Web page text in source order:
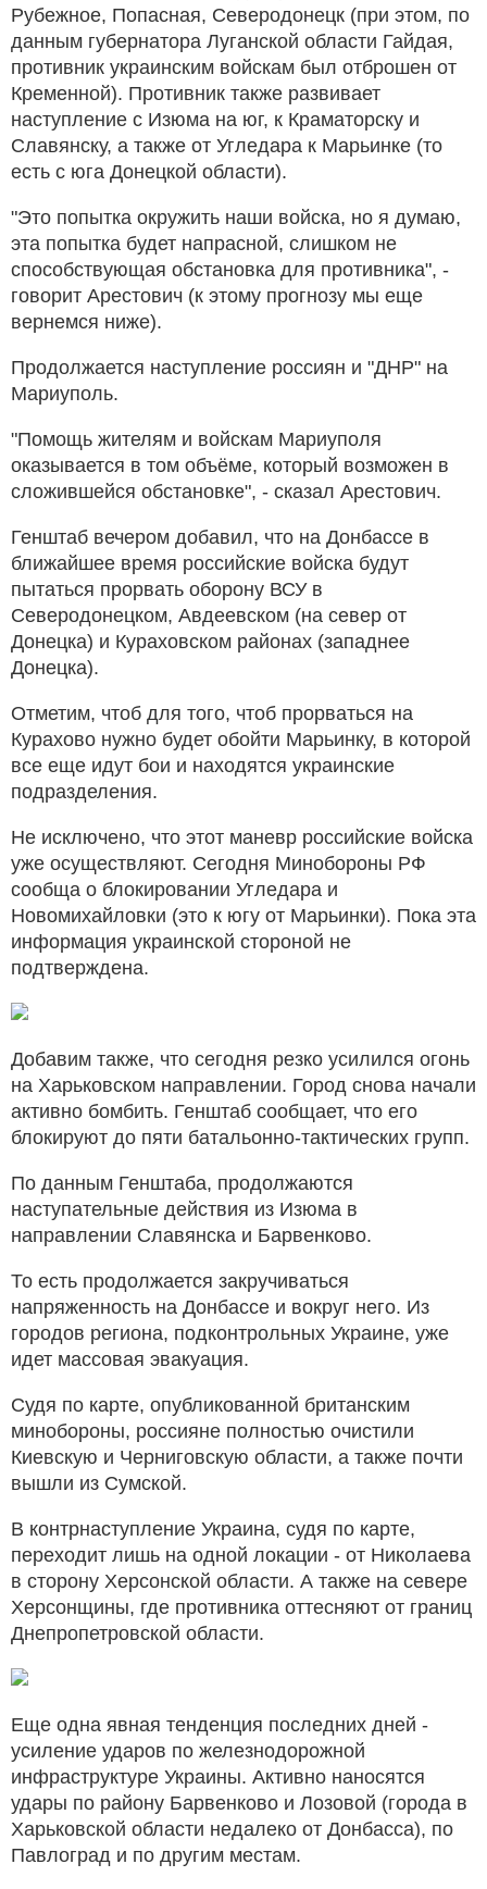
Рубежное, Попасная, Северодонецк (при этом, по
данным губернатора Луганской области Гайдая,
противник украинским войскам был отброшен от
Кременной). Противник также развивает
наступление с Изюма на юг, к Краматорску и
Славянску, а также от Угледара к Марьинке (то
есть с юга Донецкой области).
"Это попытка окружить наши войска, но я думаю,
эта попытка будет напрасной, слишком не
способствующая обстановка для противника", -
говорит Арестович (к этому прогнозу мы еще
вернемся ниже).
Продолжается наступление россиян и "ДНР" на
Мариуполь.
"Помощь жителям и войскам Мариуполя
оказывается в том объёме, который возможен в
сложившейся обстановке", - сказал Арестович.
Генштаб вечером добавил, что на Донбассе в
ближайшее время российские войска будут
пытаться прорвать оборону ВСУ в
Северодонецком, Авдеевском (на север от
Донецка) и Кураховском районах (западнее
Донецка).
Отметим, чтоб для того, чтоб прорваться на
Курахово нужно будет обойти Марьинку, в которой
все еще идут бои и находятся украинские
подразделения.
Не исключено, что этот маневр российские войска
уже осуществляют. Сегодня Минобороны РФ
сообща о блокировании Угледара и
Новомихайловки (это к югу от Марьинки). Пока эта
информация украинской стороной не
подтверждена.
Добавим также, что сегодня резко усилился огонь
на Харьковском направлении. Город снова начали
активно бомбить. Генштаб сообщает, что его
блокируют до пяти батальонно-тактических групп.
По данным Генштаба, продолжаются
наступательные действия из Изюма в
направлении Славянска и Барвенково.
То есть продолжается закручиваться
напряженность на Донбассе и вокруг него. Из
городов региона, подконтрольных Украине, уже
идет массовая эвакуация.
Судя по карте, опубликованной британским
минобороны, россияне полностью очистили
Киевскую и Черниговскую области, а также почти
вышли из Сумской.
В контрнаступление Украина, судя по карте,
переходит лишь на одной локации - от Николаева
в сторону Херсонской области. А также на севере
Херсонщины, где противника оттесняют от границ
Днепропетровской области.
Еще одна явная тенденция последних дней -
усиление ударов по железнодорожной
инфраструктуре Украины. Активно наносятся
удары по району Барвенково и Лозовой (города в
Харьковской области недалеко от Донбасса), по
Павлоград и по другим местам.